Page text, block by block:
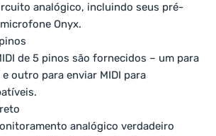
analógico, incluindo seus pré-
Onyx.
de 5 pinos são fornecidos – um para
outro para enviar MIDI para
analógico verdadeiro